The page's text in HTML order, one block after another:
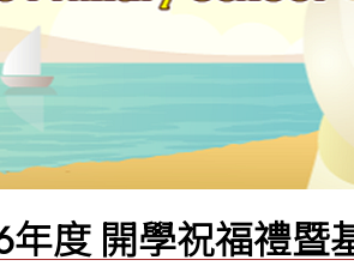
年度 開學祝福禮暨